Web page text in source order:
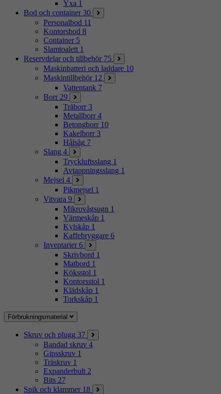
Yxa 1
Bod och container 30
Personalbod 11
Kontorsbod 8
Container 5
Slamtoalett 1
Reservdelar och tillbehör 75
Maskinbatteri och laddare 10
Maskintillbehör 12
Vattentank 7
Borr 29
Träborr 3
Metallborr 4
Betongborr 10
Kakelborr 3
Hålsåg 7
Slang 4
Tryckluftsslang 1
Avtappningsslang 1
Mejsel 4
Pikmejsel 1
Vitvara 9
Mikrovågsugn 1
Värmeskåp 1
Kylskåp 1
Kaffebryggare 6
Inventarier 6
Skrivbord 1
Matbord 1
Köksstol 1
Kontorsstol 1
Klädskåp 1
Torkskåp 1
Förbrukningsmaterial
Skruv och plugg 37
Bandad skruv 4
Gipsskruv 1
Träskruv 1
Expanderbult 2
Bits 27
Spik och klammer 18